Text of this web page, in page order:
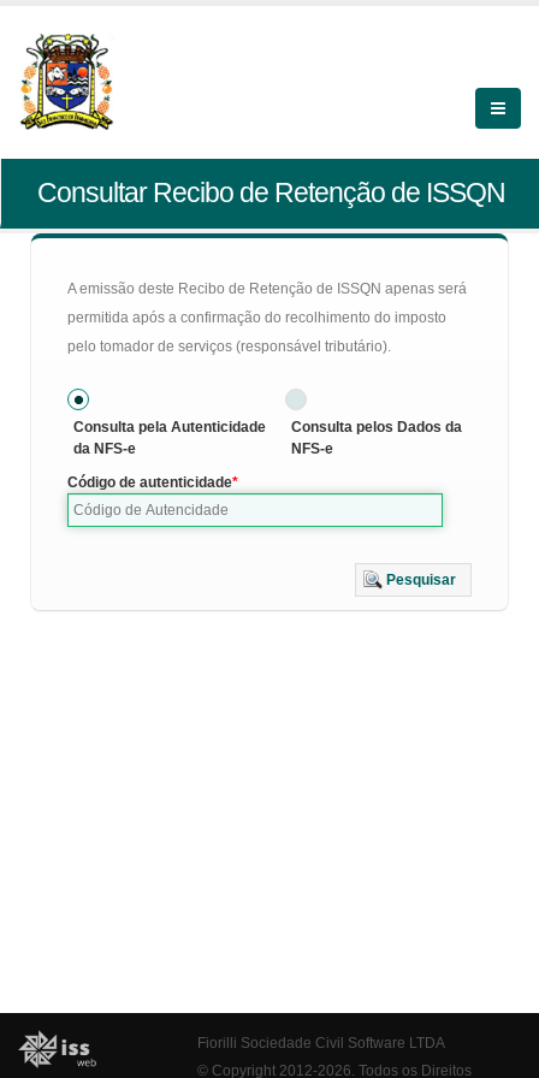
Consultar Recibo de Retenção de ISSQN
A emissão deste Recibo de Retenção de ISSQN apenas será
permitida após a confirmação do recolhimento do imposto
pelo tomador de serviços (responsável tributário).
Consulta pela Autenticidade
da NFS-e
Consulta pelos Dados da
NFS-e
Código de autenticidade
Pesquisar
Fiorilli Sociedade Civil Software LTDA
© Copyright 2012-2026. Todos os Direitos